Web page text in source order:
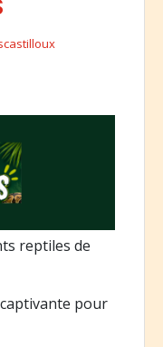
reptiles de
pour